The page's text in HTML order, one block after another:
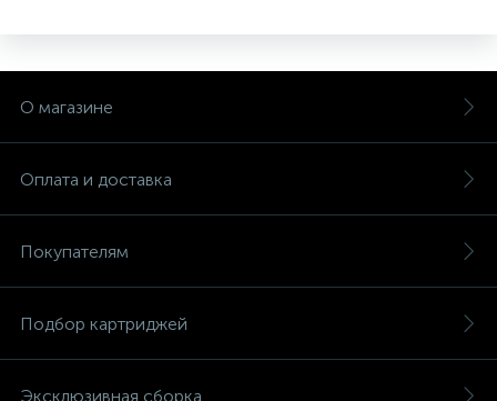
О магазине
Оплата и доставка
Покупателям
Подбор картриджей
Эксклюзивная сборка